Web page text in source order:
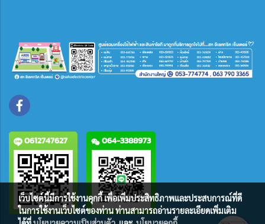
0612747627 064-3388973
เว็บไซต์นี้มีการใช้งานคุกกี้ เพื่อเพิ่มประสิทธิภาพและประสบการณ์ที่ดี
ในการใช้งานเว็บไซต์ของท่าน ท่านสามารถอ่านรายละเอียดเพิ่มเติม